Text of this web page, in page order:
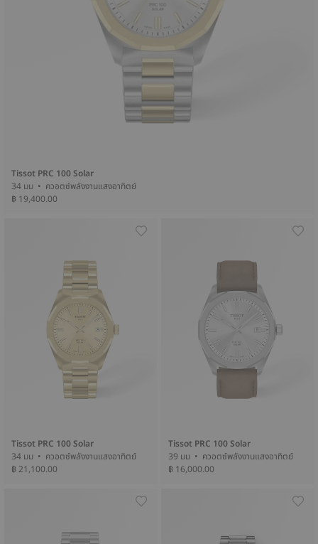
Tissot PRC 100 Solar
34 มม • ควอตซ์พลังงานแสงอาทิตย์
฿ 19,400.00
Tissot PRC 100 Solar
34 มม • ควอตซ์พลังงานแสงอาทิตย์
฿ 21,100.00
Tissot PRC 100 Solar
39 มม • ควอตซ์พลังงานแสงอาทิตย์
฿ 16,000.00